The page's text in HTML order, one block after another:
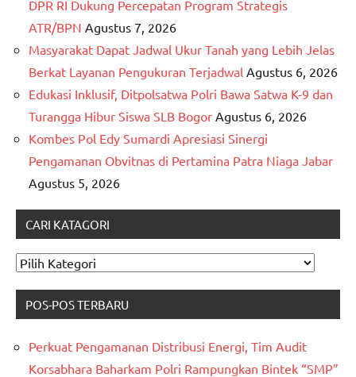
DPR RI Dukung Percepatan Program Strategis
ATR/BPN Agustus 7, 2026
Masyarakat Dapat Jadwal Ukur Tanah yang Lebih Jelas
Berkat Layanan Pengukuran Terjadwal Agustus 6, 2026
Edukasi Inklusif, Ditpolsatwa Polri Bawa Satwa K-9 dan
Turangga Hibur Siswa SLB Bogor Agustus 6, 2026
Kombes Pol Edy Sumardi Apresiasi Sinergi
Pengamanan Obvitnas di Pertamina Patra Niaga Jabar
Agustus 5, 2026
CARI KATAGORI
CARI
POS-POS TERBARU
Perkuat Pengamanan Distribusi Energi, Tim Audit
Korsabhara Baharkam Polri Rampungkan Bintek “SMP”